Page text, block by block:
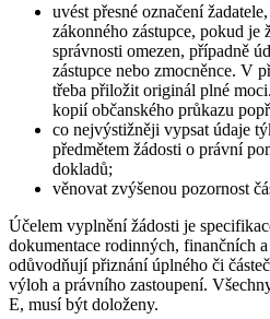
uvést přesné označení
zákonného zástupce, pokud je
správnosti omezen, případně
zástupce nebo zmocněnce. V
třeba přiložit originál plné
kopií občanského průkazu
co nejvýstižněji vypsat údaje
předmětem žádosti o právní
dokladů;
věnovat zvýšenou pozornost
Účelem vyplnění žádosti je
dokumentace rodinných, finančních
odůvodňují přiznání úplného či
výloh a právního zastoupení.
E, musí být doloženy.